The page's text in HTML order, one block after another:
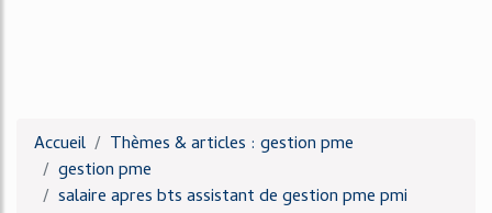
Accueil
Thèmes & articles : gestion pme
gestion pme
salaire apres bts assistant de gestion pme pmi